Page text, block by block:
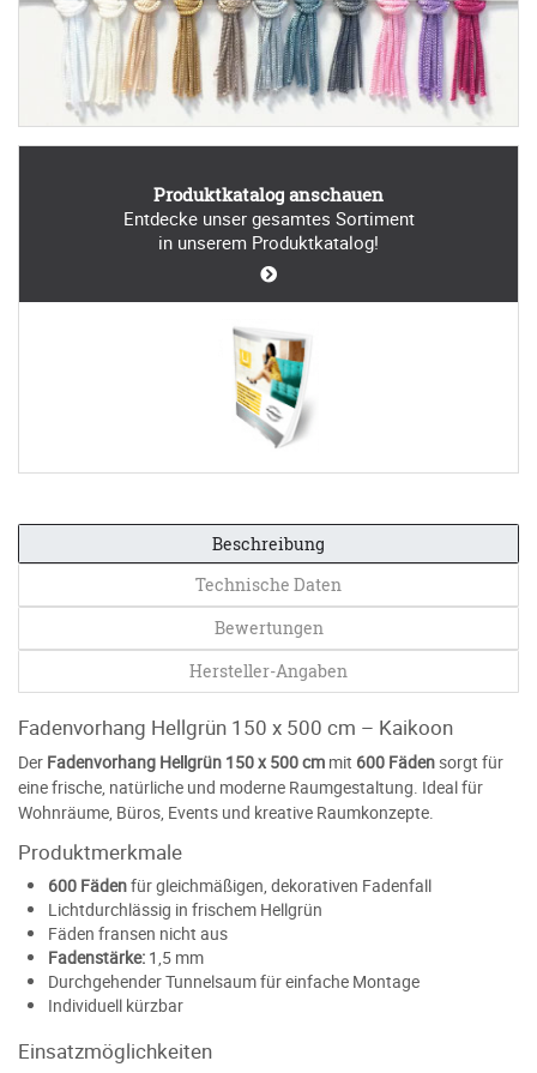
Produktkatalog anschauen
Entdecke unser gesamtes Sortiment
in unserem Produktkatalog!
Beschreibung
Technische Daten
Bewertungen
Hersteller-Angaben
Fadenvorhang Hellgrün 150 x 500 cm – Kaikoon
Der Fadenvorhang Hellgrün 150 x 500 cm mit 600 Fädensorgt für
eine frische, natürliche und moderne Raumgestaltung. Ideal für
Wohnräume, Büros, Events und kreative Raumkonzepte.
Produktmerkmale
600 Fädenfür gleichmäßigen, dekorativen Fadenfall
Lichtdurchlässig in frischem Hellgrün
Fäden fransen nicht aus
Fadenstärke: 1,5 mm
Durchgehender Tunnelsaum für einfache Montage
Individuell kürzbar
Einsatzmöglichkeiten